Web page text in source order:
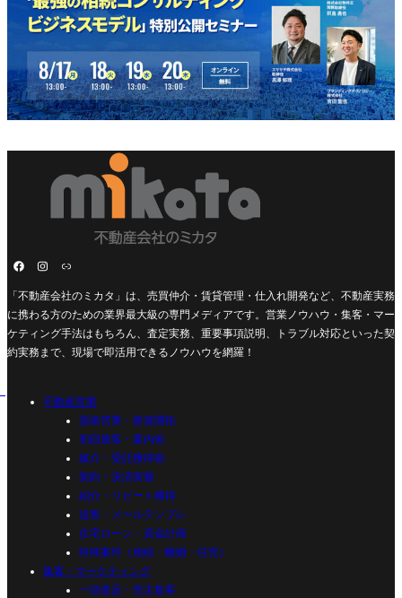
「不動産会社のミカタ」は、売買仲介・賃貸管理・仕入れ開発など、不動産実務
に携わる方のための業界最大級の専門メディアです。営業ノウハウ・集客・マー
ケティング手法はもちろん、査定実務、重要事項説明、トラブル対応といった契
約実務まで、現場で即活用できるノウハウを網羅！
不動産営業
源泉営業・新規開拓
初回接客・案内術
媒介・受託獲得術
契約・決済実務
紹介・リピート獲得
追客・メールテンプレ
住宅ローン・資金計画
特殊案件（相続・離婚・任売）
集客・マーケティング
一括査定・売主集客